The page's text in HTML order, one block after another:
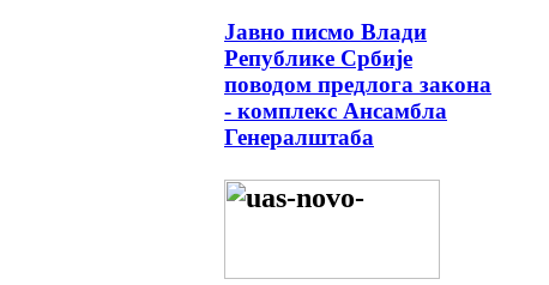
Јавно писмо Влади
Републике Србије
поводом предлога закона
- комплекс Ансамбла
Генералштаба